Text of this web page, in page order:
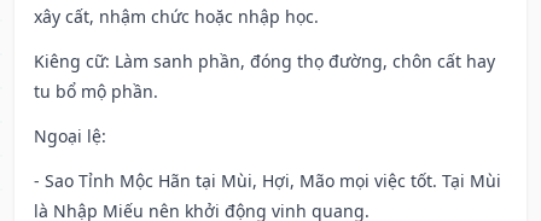
xây cất, nhậm chức hoặc nhập học.
Kiêng cữ: Làm sanh phần, đóng thọ đường, chôn cất hay
tu bổ mộ phần.
Ngoại lệ:
- Sao Tỉnh Mộc Hãn tại Mùi, Hợi, Mão mọi việc tốt. Tại Mùi
là Nhập Miếu nên khởi động vinh quang.